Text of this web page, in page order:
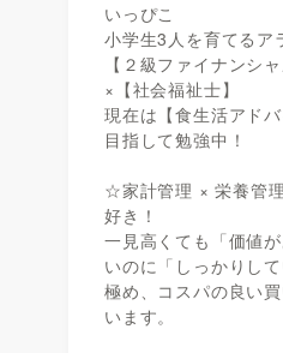
いっぴこ
小学生3人を育てるア
【２級ファイナンシ
×【社会福祉士】
現在は【食生活アド
目指して勉強中！
☆家計管理 × 栄養管
好き！
一見高くても「価値
いのに「しっかりし
極め、コスパの良い
います。